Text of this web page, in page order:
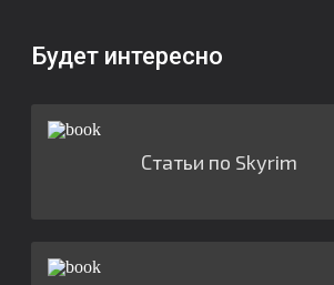
Будет интересно
Статьи по Skyrim